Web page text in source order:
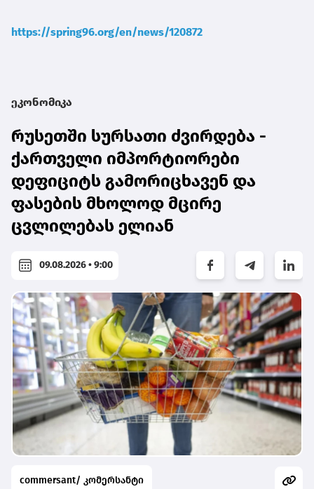
https://spring96.org/en/news/120872
ეკონომიკა
რუსეთში სურსათი ძვირდება -
ქართველი იმპორტიორები
დეფიციტს გამორიცხავენ და
ფასების მხოლოდ მცირე
ცვლილებას ელიან
09.08.2026 • 9:00
commersant/ კომერსანტი